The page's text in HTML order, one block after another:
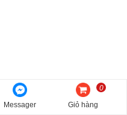
Messager Giỏ hàng
0